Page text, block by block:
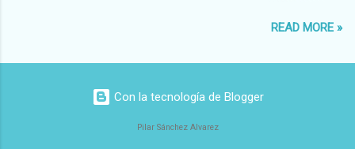
READ MORE »
Con la tecnología de Blogger
Pilar Sánchez Alvarez